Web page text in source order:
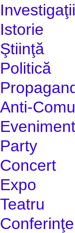
Investigaţii
Istorie
Ştiinţă
Politică
Anti-
Party
Concert
Expo
Teatru
Conferinţe